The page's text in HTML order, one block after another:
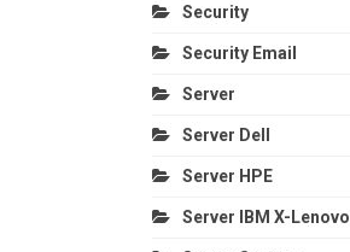
Security
Security Email
Server
Server Dell
Server HPE
Server IBM X-Lenovo